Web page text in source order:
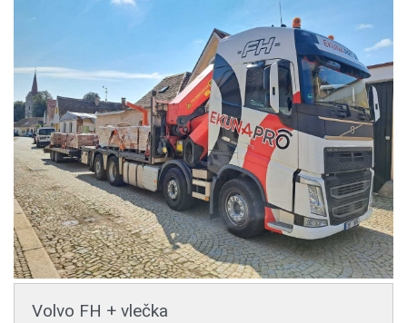
Volvo FH + vlečka